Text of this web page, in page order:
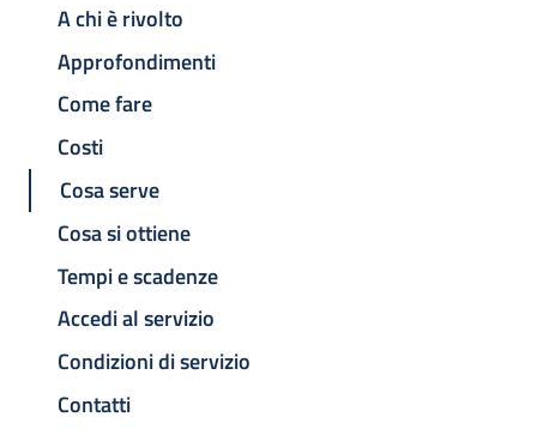
A chi è rivolto
Approfondimenti
Come fare
Costi
Cosa serve
Cosa si ottiene
Tempi e scadenze
Accedi al servizio
Condizioni di servizio
Contatti